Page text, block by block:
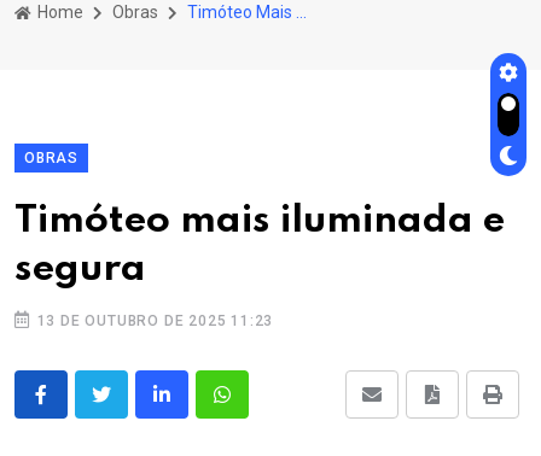
Home Obras
OBRAS
Timóteo mais iluminada e
segura
13 DE OUTUBRO DE 2025 11:23